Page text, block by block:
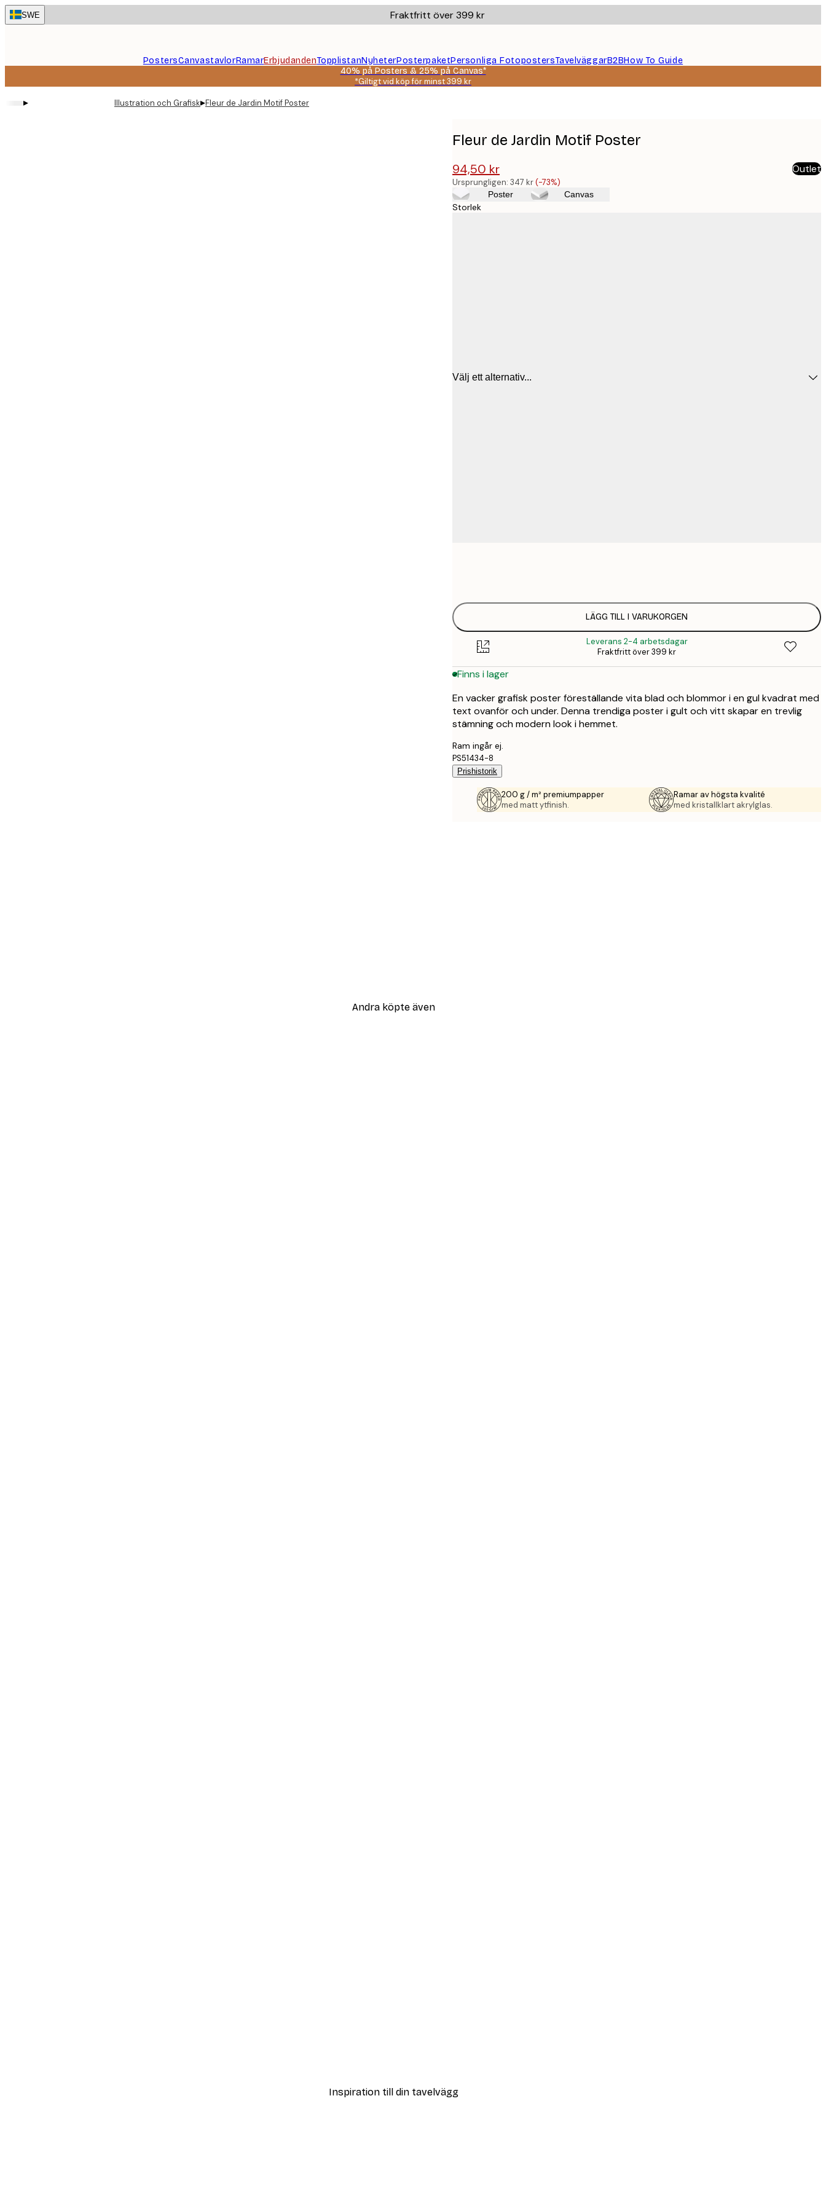
Skip
to
SWE Fraktfritt över 399 kr
PostersCanvastavlorRamarErbjudandenTopplistanNyheterPosterpaketPersonliga FotopostersTavelväggarB2BHow To Guide
40% på Posters & 25% på Canvas*
*Giltigt vid köp för minst 399 kr
▸ Illustration och Grafisk▸Fleur de Jardin Motif Poster
Fleur de Jardin Motif Poster
94,50 kr
347 kr Outlet
Ursprungligen: 347 kr(-73%)
Poster Canvas
Storlek
Välj ett alternativ...
LÄGG TILL I VARUKORGEN
Leverans 2-4 arbetsdagar
Fraktfritt över 399 kr
Finns i lager
En vacker grafisk poster föreställande vita blad och blommor i en gul kvadrat med
text ovanför och under. Denna trendiga poster i gult och vitt skapar en trevlig
stämning och modern look i hemmet.
Ram ingår ej.
PS51434-8
Prishistorik
200 g / m² premiumpapper
med matt ytfinish.
Ramar av högsta kvalité
med kristallklart akrylglas.
Andra köpte även
Inspiration till din tavelvägg